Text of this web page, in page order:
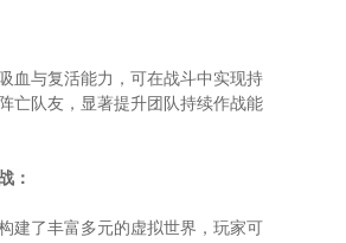
血与复活能力，可在战斗中实现持
亡队友，显著提升团队持续作战能
：
建了丰富多元的虚拟世界，玩家可